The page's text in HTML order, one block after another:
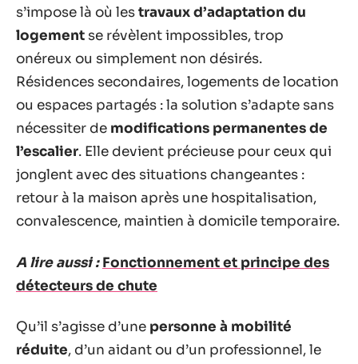
s’impose là où lestravaux d’adaptation du
logement se révèlent impossibles, trop
onéreux ou simplement non désirés.
Résidences secondaires, logements de location
ou espaces partagés : la solution s’adapte sans
nécessiter de modifications permanentes de
l’escalier. Elle devient précieuse pour ceux qui
jonglent avec des situations changeantes :
retour à la maison après une hospitalisation,
convalescence, maintien à domicile temporaire.
A lire aussi : Fonctionnement et principe des
détecteurs de chute
Qu’il s’agisse d’une personne à mobilité
réduite, d’un aidant ou d’un professionnel, le